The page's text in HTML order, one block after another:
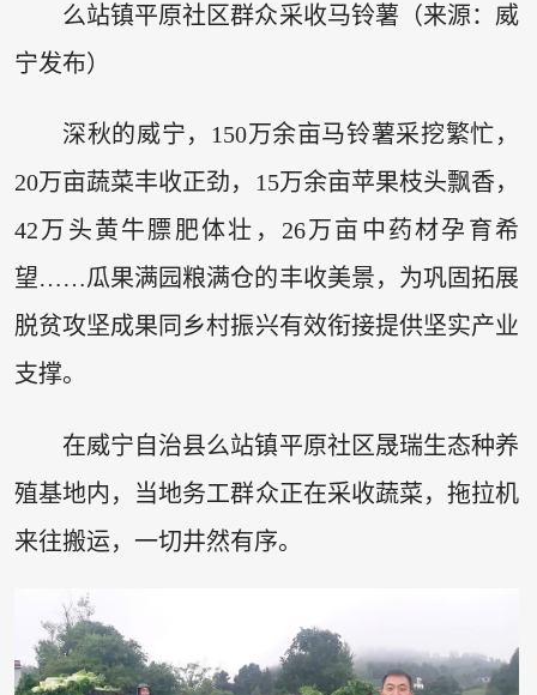
么站镇平原社区群众采收马铃薯（来源：威
宁发布）
深秋的威宁，150万余亩马铃薯采挖繁忙，
20万亩蔬菜丰收正劲，15万余亩苹果枝头飘香，
42万头黄牛膘肥体壮，26万亩中药材孕育希
望……瓜果满园粮满仓的丰收美景，为巩固拓展
脱贫攻坚成果同乡村振兴有效衔接提供坚实产业
支撑。
在威宁自治县么站镇平原社区晟瑞生态种养
殖基地内，当地务工群众正在采收蔬菜，拖拉机
来往搬运，一切井然有序。